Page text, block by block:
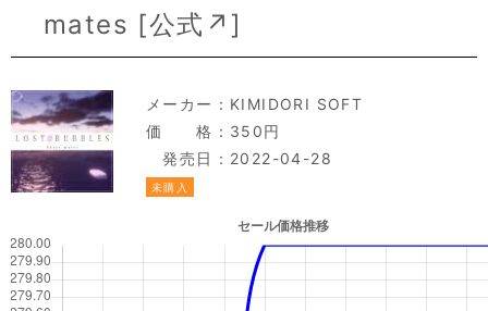
mates [公式↗]
メーカー： KIMIDORI SOFT
価 格：350円
発売日：2022-04-28
未購入